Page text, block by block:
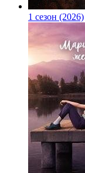
1 сезон (2026)